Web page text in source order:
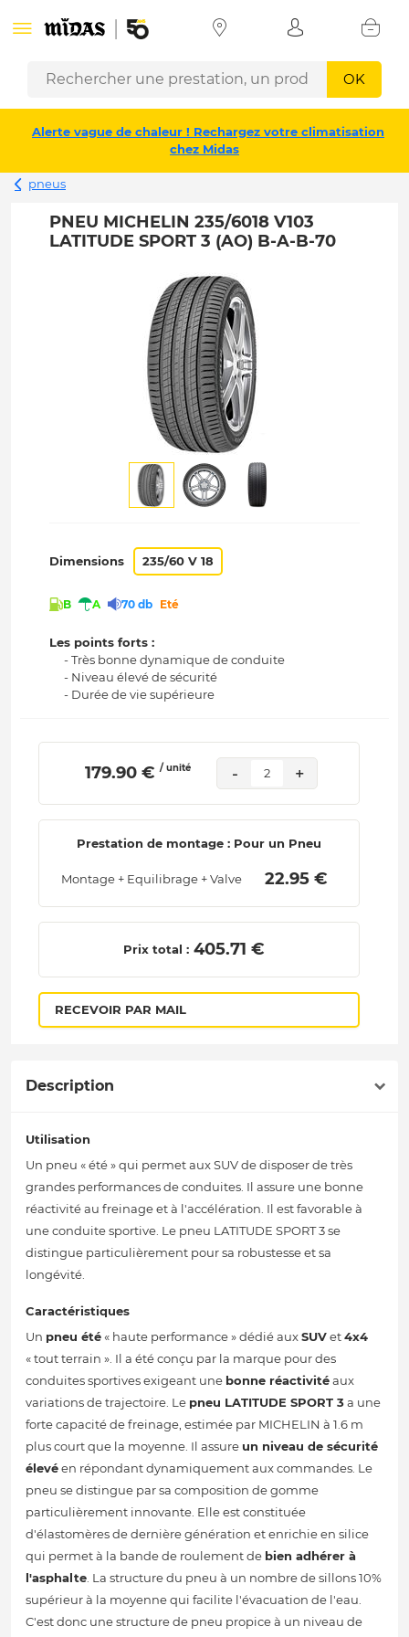
OK
Alerte vague de chaleur ! Rechargez votre climatisation
chez Midas
pneus
PNEU MICHELIN 235/6018 V103
LATITUDE SPORT 3 (AO) B-A-B-70
Dimensions 235/60 V 18
B A 70 db Eté
Les points forts :
- Très bonne dynamique de conduite
- Niveau élevé de sécurité
- Durée de vie supérieure
179.90 € / unité - 2 +
Prestation de montage : Pour un Pneu
Montage + Equilibrage + Valve 22.95 €
Prix total : 405.71 €
RECEVOIR PAR MAIL
Description
Utilisation
Un pneu « été » qui permet aux SUV de disposer de très
grandes performances de conduites. Il assure une bonne
réactivité au freinage et à l'accélération. Il est favorable à
une conduite sportive. Le pneu LATITUDE SPORT 3 se
distingue particulièrement pour sa robustesse et sa
longévité.
Caractéristiques
Un pneu été« haute performance » dédié auxSUVet4x4
« tout terrain ». Il a été conçu par la marque pour des
conduites sportives exigeant une bonne réactivitéaux
variations de trajectoire. Le pneu LATITUDE SPORT 3a une
forte capacité de freinage, estimée par MICHELIN à 1.6 m
plus court que la moyenne. Il assure un niveau de sécurité
élevéen répondant dynamiquement aux commandes. Le
pneu se distingue par sa composition de gomme
particulièrement innovante. Elle est constituée
d'élastomères de dernière génération et enrichie en silice
qui permet à la bande de roulement de bien adhérer à
l'asphalte. La structure du pneu à un nombre de sillons 10%
supérieur à la moyenne qui facilite l'évacuation de l'eau.
C'est donc une structure de pneu propice à un niveau de